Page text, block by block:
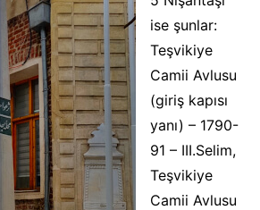
ise şunlar:
Teşvikiye
Camii Avlusu
(giriş kapısı
yanı) – 1790-
91 – III.Selim,
Teşvikiye
Camii Avlusu